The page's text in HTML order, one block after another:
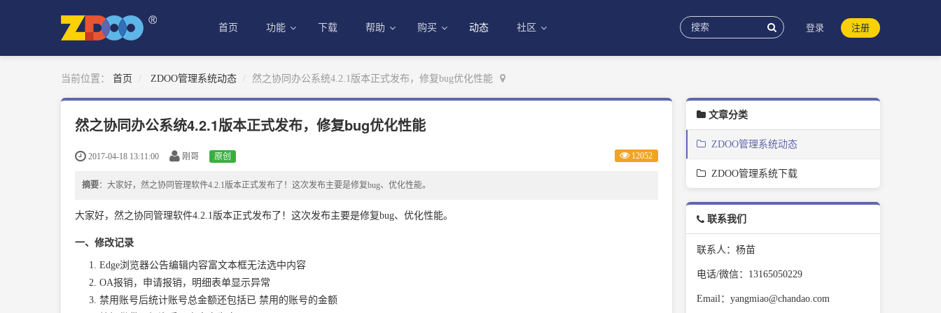
首页 功能 下载 帮助 购买 动态 社区 登录 注册
当前位置： 首页 ZDOO管理系统动态 然之协同办公系统4.2.1版本正式发布，修复bug优化性能
然之协同办公系统4.2.1版本正式发布，修复bug优化性能
2017-04-18 13:11:00 刚哥 原创 12052
摘要：大家好，然之协同管理软件4.2.1版本正式发布了！这次发布主要是修复bug、优化性能。
大家好，然之协同管理软件4.2.1版本正式发布了！这次发布主要是修复bug、优化性能。
一、修改记录
Edge浏览器公告编辑内容富文本框无法选中内容
OA报销，申请报销，明细表单显示异常
禁用账号后统计账号总金额还包括已 禁用 的账号的金额
文章分类
ZDOO管理系统动态
ZDOO管理系统下载
联系我们
联系人：杨苗
电话/微信：13165050229
Email：yangmiao@chandao.com